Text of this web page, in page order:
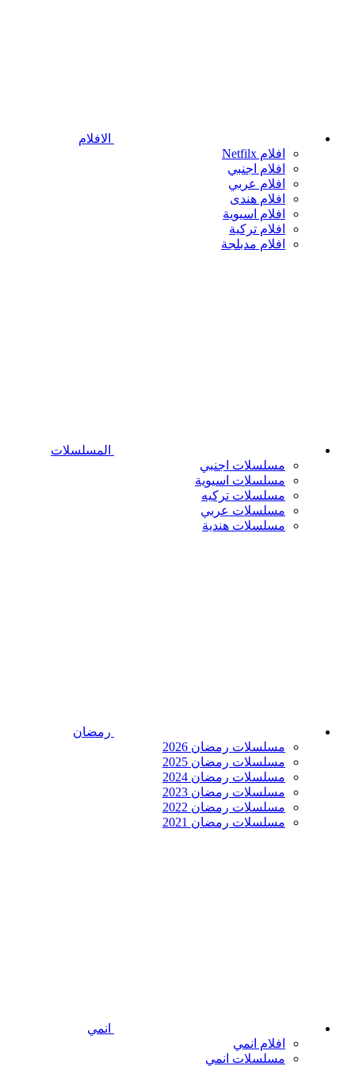
الافلام
افلام Netfilx
افلام اجنبي
افلام عربي
افلام هندى
افلام اسيوية
افلام تركية
افلام مدبلجة
المسلسلات
مسلسلات اجنبي
مسلسلات اسيوية
مسلسلات تركيه
مسلسلات عربي
مسلسلات هندية
رمضان
مسلسلات رمضان 2026
مسلسلات رمضان 2025
مسلسلات رمضان 2024
مسلسلات رمضان 2023
مسلسلات رمضان 2022
مسلسلات رمضان 2021
انمي
افلام انمي
مسلسلات انمي